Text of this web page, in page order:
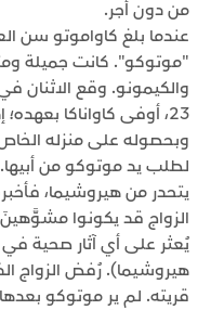
من دون أجر.
عندما بلغ كاواموتو سن
"موتوكو". كانت جميلة
والكيمونو. وقع الاثنان
23، أوفى كاواناكا
وبحصوله على منزله
لطلب يد موتوكو من
يتحدر من هيروشيما،
الزواج قد يكونوا
يُعثر على أي آثار صحية
هيروشيما). رُفض الزواج
قريته. لم ير موتوكو